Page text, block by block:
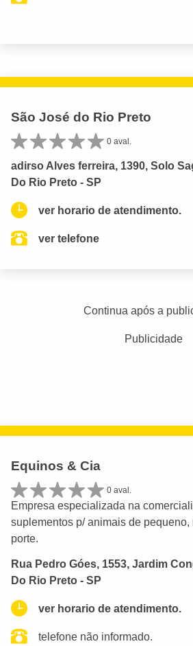
São José do Rio Preto
0 aval.
adirso Alves ferreira, 1390, Solo
Do Rio Preto - SP
ver horario de atendimento.
ver telefone
Continua após a
Publicidade
Equinos & Cia
0 aval.
Empresa especializada na
suplementos p/ animais de pequeno,
porte.
Rua Pedro Góes, 1553, Jardim
Do Rio Preto - SP
ver horario de atendimento.
telefone não informado.